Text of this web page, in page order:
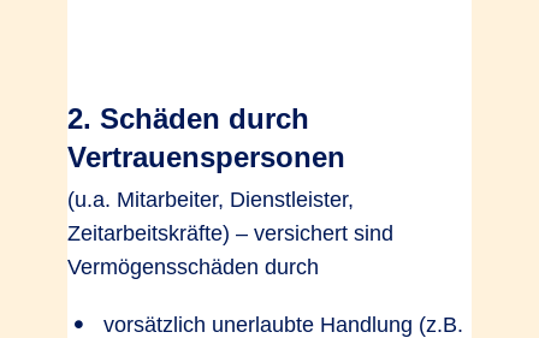
2. Schäden durch
Vertrauenspersonen
(u.a. Mitarbeiter, Dienstleister,
Zeitarbeitskräfte) – versichert sind
Vermögensschäden durch
vorsätzlich unerlaubte Handlung (z.B.